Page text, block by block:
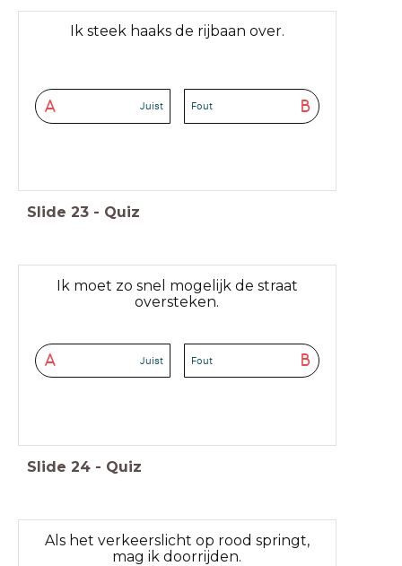
Ik steek haaks de rijbaan over.
A Juist B
Fout
Slide 23 - Quiz
Ik moet zo snel mogelijk de straat
oversteken.
A Juist B
Fout
Slide 24 - Quiz
Als het verkeerslicht op rood springt,
mag ik doorrijden.